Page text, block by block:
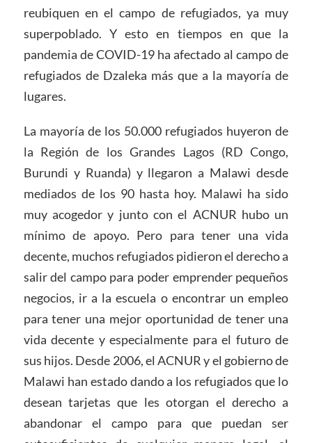
reubiquen en el campo de refugiados, ya muy
superpoblado. Y esto en tiempos en que la
pandemia de COVID-19 ha afectado al campo de
refugiados de Dzaleka más que a la mayoría de
lugares.
La mayoría de los 50.000 refugiados huyeron de
la Región de los Grandes Lagos (RD Congo,
Burundi y Ruanda) y llegaron a Malawi desde
mediados de los 90 hasta hoy. Malawi ha sido
muy acogedor y junto con el ACNUR hubo un
mínimo de apoyo. Pero para tener una vida
decente, muchos refugiados pidieron el derecho a
salir del campo para poder emprender pequeños
negocios, ir a la escuela o encontrar un empleo
para tener una mejor oportunidad de tener una
vida decente y especialmente para el futuro de
sus hijos. Desde 2006, el ACNUR y el gobierno de
Malawi han estado dando a los refugiados que lo
desean tarjetas que les otorgan el derecho a
abandonar el campo para que puedan ser